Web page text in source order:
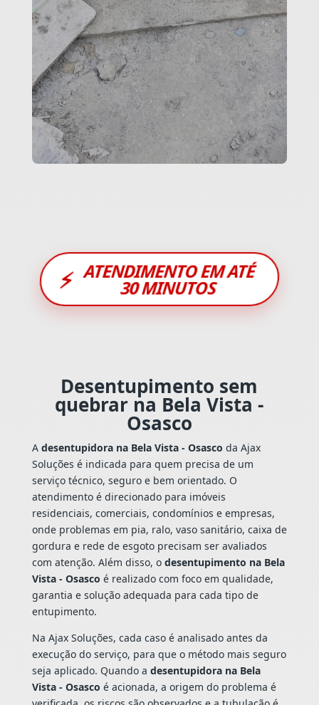
⚡ ATENDIMENTO EM ATÉ
30 MINUTOS
Desentupimento sem
quebrar na Bela Vista -
Osasco
A desentupidora na Bela Vista - Osasco da Ajax
Soluções é indicada para quem precisa de um
serviço técnico, seguro e bem orientado. O
atendimento é direcionado para imóveis
residenciais, comerciais, condomínios e empresas,
onde problemas em pia, ralo, vaso sanitário, caixa de
gordura e rede de esgoto precisam ser avaliados
com atenção. Além disso, o desentupimento na Bela
Vista - Osasco é realizado com foco em qualidade,
garantia e solução adequada para cada tipo de
entupimento.
Na Ajax Soluções, cada caso é analisado antes da
execução do serviço, para que o método mais seguro
seja aplicado. Quando a desentupidora na Bela
Vista - Osasco é acionada, a origem do problema é